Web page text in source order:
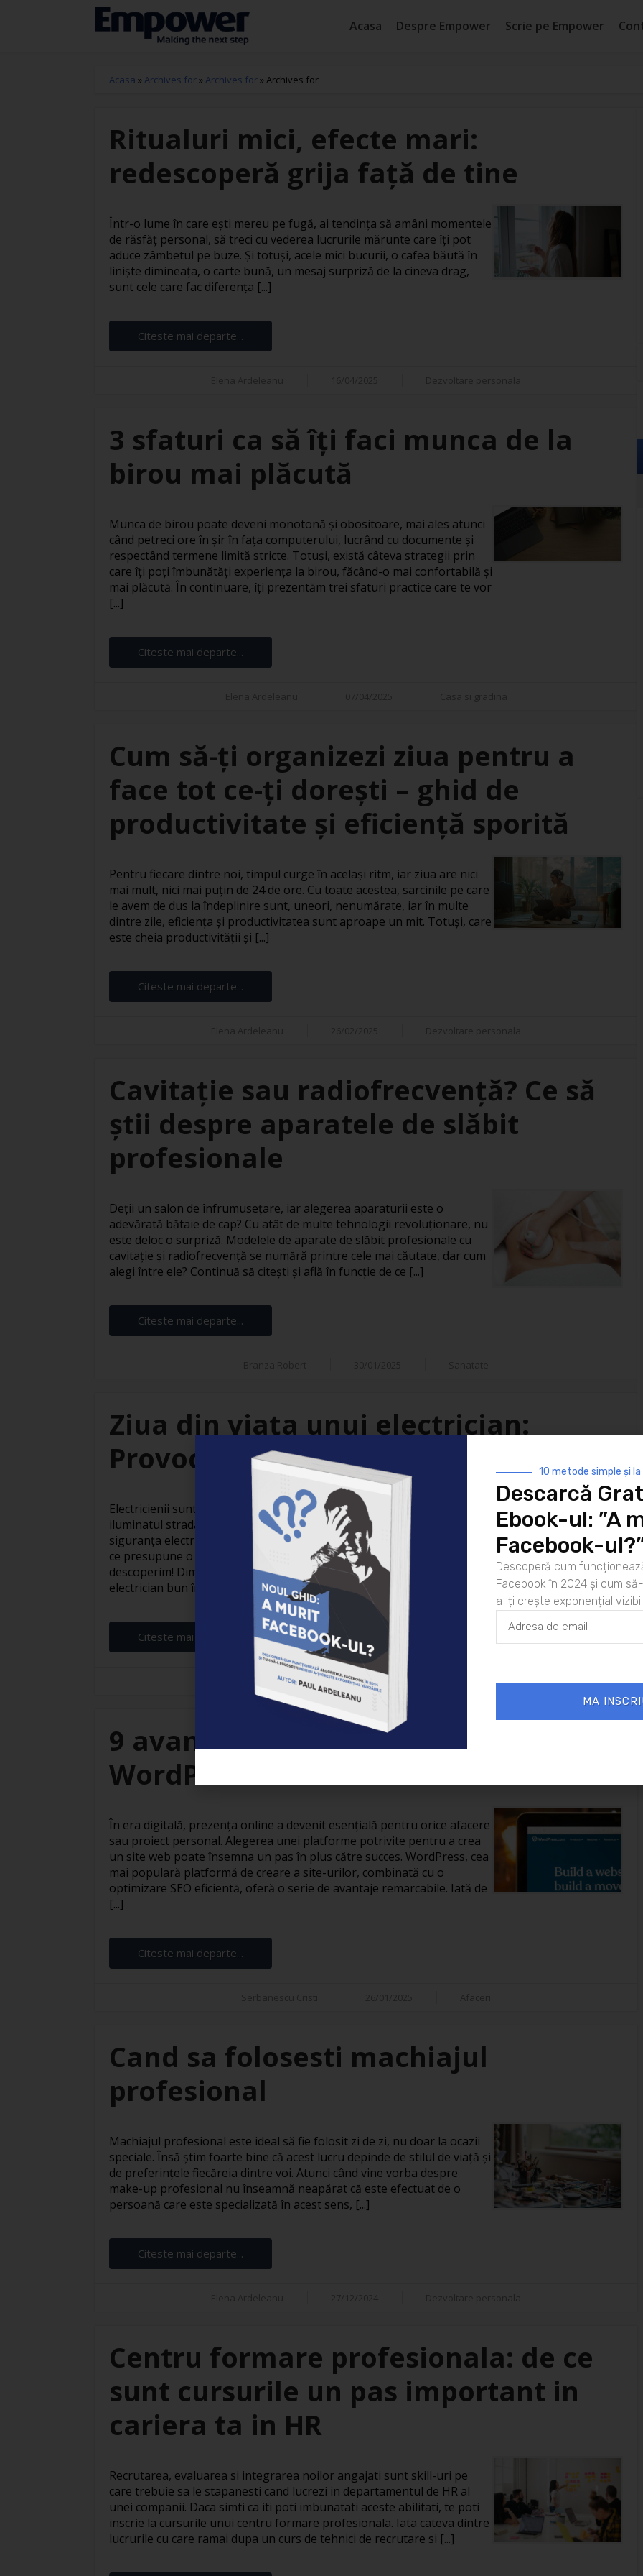
Acasa Despre Empower Scrie pe Empower
Acasa » Archives for» Archives for» Archives for
Ritualuri mici, efecte mari:
redescoperă grija față de tine
Într-o lume în care ești mereu pe fugă, ai tendința să amâni momentele
de răsfăț personal, să treci cu vederea lucrurile mărunte care îți pot
aduce zâmbetul pe buze. Și totuși, acele mici bucurii, o cafea băută în
liniște dimineața, o carte bună, un mesaj surpriză de la cineva drag,
sunt cele care fac diferența [...]
Citeste mai departe...
3 sfaturi ca să îți faci munca de la
birou mai plăcută
Munca de birou poate deveni monotonă și obositoare, mai ales atunci
când petreci ore în șir în fața computerului, lucrând cu documente și
respectând termene limită stricte. Totuși, există câteva strategii prin
care îți poți îmbunătăți experiența la birou, făcând-o mai confortabilă și
mai plăcută. În continuare, îți prezentăm trei sfaturi practice care te vor
[...]
Citeste mai departe...
Cum să-ți organizezi ziua pentru a
face tot ce-ți dorești – ghid de
productivitate și eficiență sporită
Pentru fiecare dintre noi, timpul curge în același ritm, iar ziua are nici
mai mult, nici mai puțin de 24 de ore. Cu toate acestea, sarcinile pe care
le avem de dus la îndeplinire sunt, uneori, nenumărate, iar în multe
dintre zile, eficiența și productivitatea sunt aproape un mit. Totuși, care
este cheia productivității și [...]
Citeste mai departe...
Cavitație sau radiofrecvență? Ce să
știi despre aparatele de slăbit
profesionale
Deții un salon de înfrumusețare, iar alegerea aparaturii este o
adevărată bătaie de cap? Cu atât de multe tehnologii revoluționare, nu
este deloc o surpriză. Modelele de aparate de slăbit profesionale cu
cavitație și radiofrecvență se numără printre cele mai căutate, dar cum
alegi între ele? Continuă să citești și află în funcție de ce [...]
Citeste mai departe...
Ziua din viața unui electrician:
Provocări și satisfacții
Electricienii sunt adevărați eroi invizibili ai vieții moderne. De la
iluminatul stradal care face orașele să strălucească noaptea până la
siguranța electrică din locuințe, activitatea lor este indispensabilă. Dar
ce presupune o zi obișnuită din viața unui electrician? Hai să
descoperim! Dimineața devreme: Pregătirea pentru zi Ziua unui
electrician bun începe devreme. Cu o ceașcă [...]
Citeste mai departe...
Elena Ardeleanu 26/01/2025
9 avantaje ale creării unui site în
WordPress
În era digitală, prezența online a devenit esențială pentru orice afacere
sau proiect personal. Alegerea unei platforme potrivite pentru a crea
un site web poate însemna un pas în plus către succes. WordPress, cea
mai populară platformă de creare a site-urilor, combinată cu o
optimizare SEO eficientă, oferă o serie de avantaje remarcabile. Iată de
[...]
Citeste mai departe...
Cand sa folosesti machiajul
profesional
Machiajul profesional este ideal să fie folosit zi de zi, nu doar la ocazii
speciale. Însă știm foarte bine că acest lucru depinde de stilul de viață și
de preferințele fiecăreia dintre voi. Atunci când vine vorba despre
make-up profesional nu înseamnă neapărat că este efectuat de o
persoană care este specializată în acest sens, [...]
Citeste mai departe...
Centru formare profesionala: de ce
sunt cursurile un pas important in
cariera ta in HR
Recrutarea, evaluarea si integrarea noilor angajati sunt skill-uri pe
care trebuie sa le stapanesti cand lucrezi in departamentul de HR al
unei companii. Daca simti ca iti poti imbunatati aceste abilitati, te poti
inscrie la cursurile unui centru formare profesionala. Iata cateva dintre
lucrurile cu care ramai dupa un curs de tehnici de recrutare si [...]
10 metode simple și
Descarcă
Ebook-ul: ”A
Facebook-
Descoperă cum
Facebook în 2024 și cum
a-ți crește exponențial
MA